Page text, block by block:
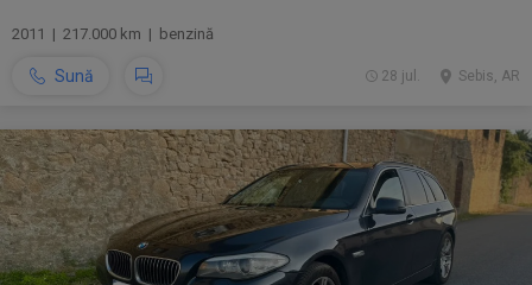
2011 | 217.000 km | benzină
Sună Sebis, AR
28 jul.